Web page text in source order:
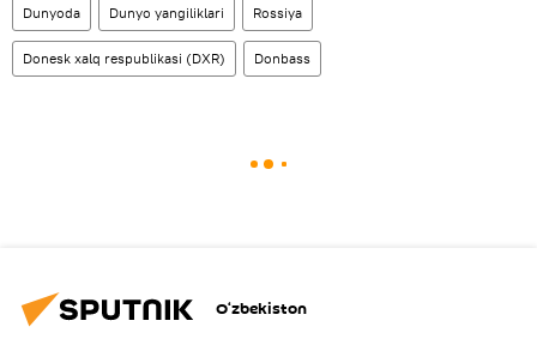
Dunyoda Dunyo yangiliklari Rossiya
Donesk xalq respublikasi (DXR) Donbass
O‘zbekiston